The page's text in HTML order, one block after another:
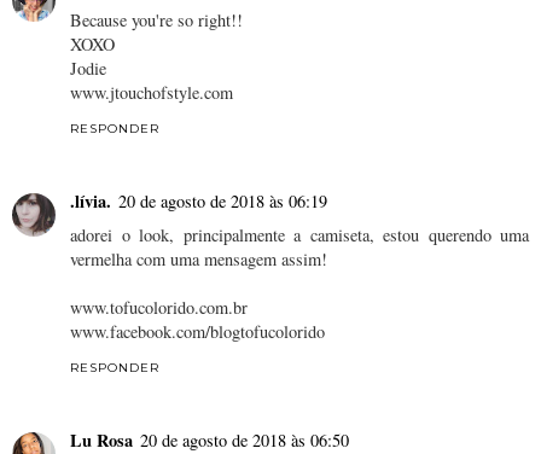
Because you're so right!!
XOXO
Jodie
www.jtouchofstyle.com
RESPONDER
.lívia. 20 de agosto de 2018 às 06:19
adorei o look, principalmente a camiseta, estou querendo uma
vermelha com uma mensagem assim!
www.tofucolorido.com.br
www.facebook.com/blogtofucolorido
RESPONDER
Lu Rosa 20 de agosto de 2018 às 06:50